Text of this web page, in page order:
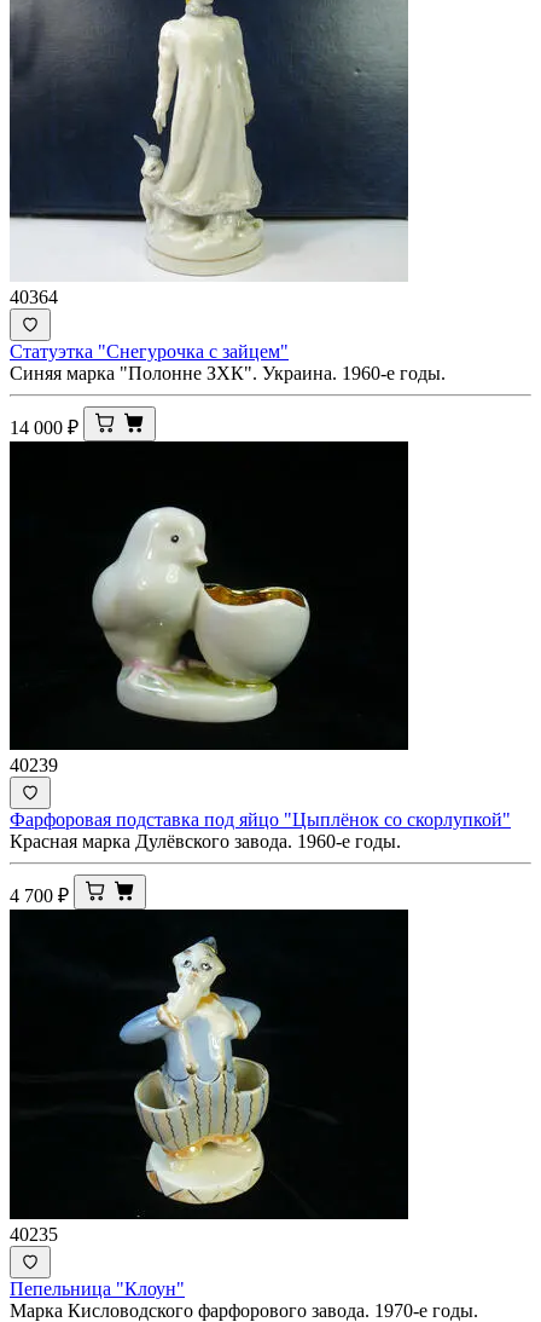
40364
Статуэтка "Снегурочка с зайцем"
Синяя марка "Полонне ЗХК". Украина. 1960-е годы.
14 000 ₽
40239
Фарфоровая подставка под яйцо "Цыплёнок со скорлупкой"
Красная марка Дулёвского завода. 1960-е годы.
4 700 ₽
40235
Пепельница "Клоун"
Марка Кисловодского фарфорового завода. 1970-е годы.